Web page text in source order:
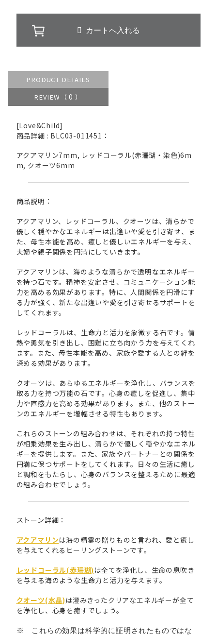
PRODUCT DETAILS
REVIEW
（ 0 ）
[Love&Child]
商品詳細 : BLC03-011451：
アクアマリン7mm, レッドコーラル(赤珊瑚・染色)6m
m, クオーツ6mm
商品説明：
アクアマリン、レッドコーラル、クオーツは、清らかで
優しく穏やかなエネルギーは出逢いや愛を引き寄せ、ま
た、母性本能を高め、癒しと優しいエネルギーを与え、
夫婦や親子関係を円満にしていきます。
アクアマリンは、海のような清らかで透明なエネルギー
を持つ石です。精神を安定させ、コミュニケーション能
力を高める効果があります。特に、人間関係を円滑にす
る力が強く、新たな出逢いや愛を引き寄せるサポートを
してくれます。
レッドコーラルは、生命力と活力を象徴する石です。情
熱や勇気を引き出し、困難に立ち向かう力を与えてくれ
ます。また、母性本能を高め、家族や愛する人との絆を
深める効果があります。
クオーツは、あらゆるエネルギーを浄化し、バランスを
取る力を持つ万能の石です。心身の癒しを促進し、集中
力や直感力を高める効果があります。また、他のストー
ンのエネルギーを増幅させる特性もあります。
これらのストーンの組み合わせは、それぞれの持つ特性
が相乗効果を生み出し、清らかで優しく穏やかなエネル
ギーを提供します。また、家族やパートナーとの関係を
円満に保つサポートをしてくれます。日々の生活に癒し
と調和をもたらし、心身のバランスを整えるために最適
の組み合わせでしょう。
ストーン詳細：
アクアマリンは海の精霊の贈りものと言われ、愛と癒し
を与えてくれるヒーリングストーンです。
レッドコーラル(赤珊瑚) は全てを浄化し、生命の息吹き
を与える海のような生命力と活力を与えます。
クオーツ(水晶) は澄みきったクリアなエネルギーが全て
を浄化し、心身を癒すでしょう。
※ これらの効果は科学的に証明されたものではな